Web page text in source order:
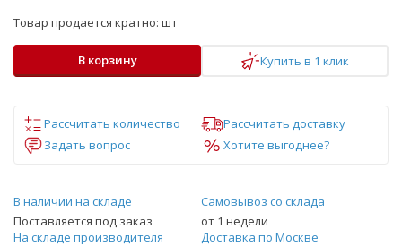
Товар продается кратно: шт
В корзину Купить в 1 клик
Рассчитать количество
Рассчитать доставку
Задать вопрос
Хотите выгоднее?
В наличии на складе
Поставляется под заказ
Самовывоз со склада
от 1 недели
На складе производителя
Доставка по Москве